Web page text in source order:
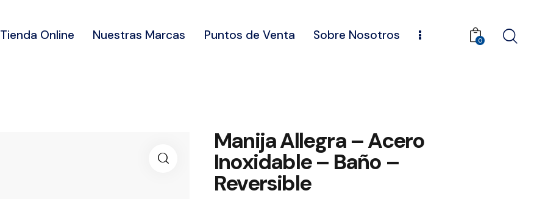
Tienda Online Nuestras Marcas Puntos de Venta Sobre Nosotros 0
Manija Allegra – Acero
Inoxidable – Baño –
Reversible